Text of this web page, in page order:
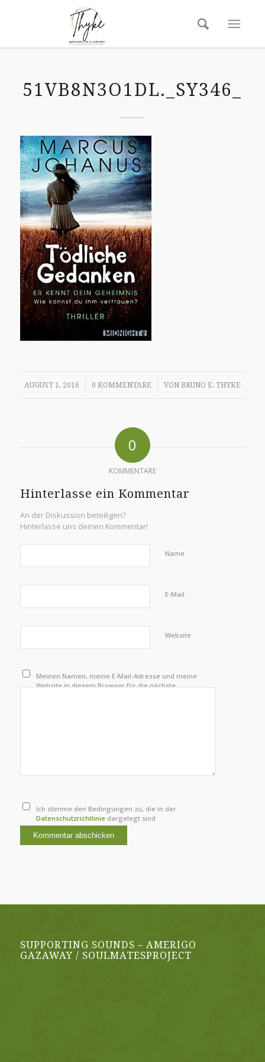
51VB8N3O1DL._SY346_
AUGUST 1, 2016
/ 0 KOMMENTARE
/ VON BRUNO E. THYKE
0
KOMMENTARE
Hinterlasse ein Kommentar
An der Diskussion beteiligen?
Hinterlasse uns deinen Kommentar!
Name
E-Mail
Website
Meinen Namen, meine E-Mail-Adresse und meine
Website in diesem Browser für die nächste
Ich stimme den Bedingungen zu, die in der
Datenschutzrichtlinie dargelegt sind
SUPPORTING SOUNDS – AMERIGO
GAZAWAY / SOULMATESPROJECT